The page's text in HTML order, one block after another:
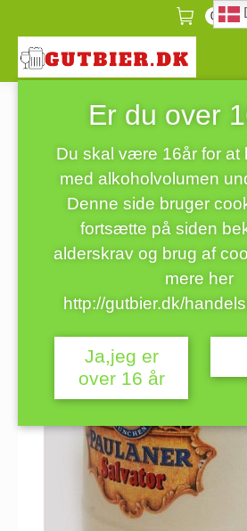
0
ølkrus stentøj
Er du over
Du skal være 16år for at
med alkoholvolumen
Denne side bruger
fortsætte på siden
alderskrav og brug af
mere her
http://gutbier.dk/
Ja,jeg er
over 16 år